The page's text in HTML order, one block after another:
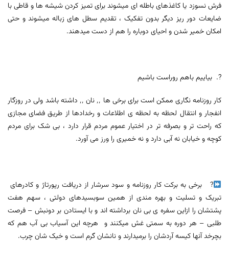
فرش نسوزد یا کاغذهای باطله ای میشوند برای تمیز کردن شیشه ها و قاطی با
ضایعات دور ریز دیگر بدون تفکیک ، تقدیم سطل های زباله میشوند و حتی
امکان خمیر شدن و احیای دوباره را هم از دست میدهند.
?. بیاییم باهم روراست باشیم
کار روزنامه نگاری ممکن است برای برخی ها ٬٬ نان ٬٬ داشته باشد ولی در روزگار
انفجار و انتقال لحظه به لحظه ی اطلاعات و رخدادها از طریق فضای مجازی
که راحت تر و بصرفه تر در اختیار عموم مردم قرار دارد ، بی شک برای مردم
کوچه و خیابان نه آبی دارد و نه خمیری را ورز می آورد.
? برخی به برکت کار روزنامه و سود سرشار از دریافت رپورتاژ و کادرهای
تبریک و تسلیت و بهره مندی از همین سوبسیدهای دولتی ، سهم هفت
پشتشان را ازاین سفره ی بی نان برداشته اند و با ایستادن بر دونبش – فرصت
طلبی – هر دوره به سمتی غش میکنند و هرچه این آسیاب بی آب هم که
بچرخد آنها کیسه آردشان را برمیدارند و نانشان گرم است و خیک شان چرب.